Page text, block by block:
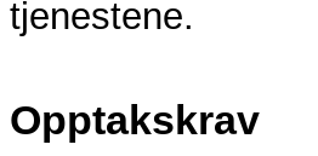
tjenestene.
Opptakskrav